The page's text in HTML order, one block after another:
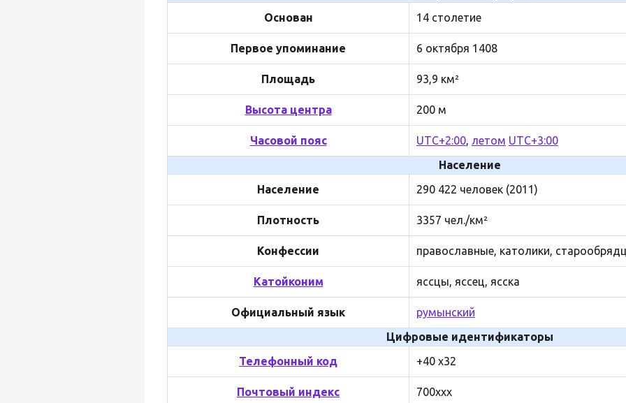
Основан
14 столетие
Первое упоминание 6 октября 1408
Площадь 93,9 км²
Высота центра 200 м
Часовой пояс UTC+2:00, летом UTC+3:00
Население
Население
290 422 человек (2011)
Плотность 3357 чел./км²
Конфессии православные, католики,
Катойконим яссцы, яссец, ясска
Официальный язык
румынский
Цифровые идентификаторы
Телефонный код
+40 x32
Почтовый индекс 700xxx